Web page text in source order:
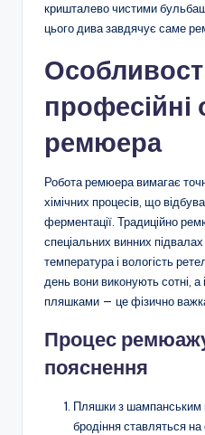
кришталево чистими
цього дива завдячує саме
професійні
ремюера
Робота ремюера вимагає
хімічних процесів, що
ферментації. Традиційно
спеціальних винних
температура і вологість
день вони виконують сотні, а
пляшками — це фізично
Процес
пояснення
Пляшки з шампанським
бродіння ставляться